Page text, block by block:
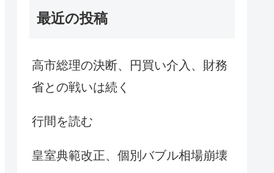
最近の投稿
高市総理の決断、円買い介入、財務
省との戦いは続く
行間を読む
皇室典範改正、個別バブル相場崩壊